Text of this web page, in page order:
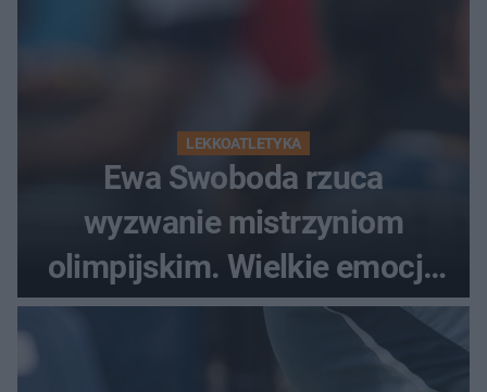
LEKKOATLETYKA
Ewa Swoboda rzuca
wyzwanie mistrzyniom
olimpijskim. Wielkie emocje
podczas Silesia Memoriału
Kamili Skolimowskiej